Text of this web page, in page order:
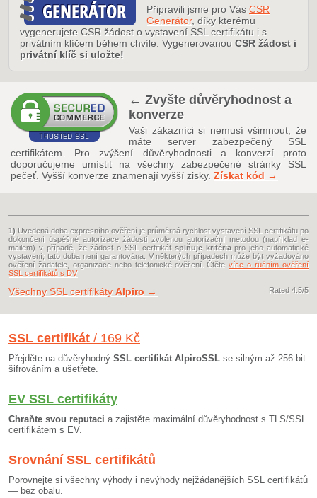
Připravili jsme pro Vás CSR
Generátor, díky kterému
vygenerujete CSR žádost o vystavení SSL certifikátu i s
privátním klíčem během chvíle. Vygenerovanou CSR žádost i
privátní klíč si uložte!
← Zvyšte důvěryhodnost a
konverze
Vaši zákazníci si nemusí všimnout, že
máte server zabezpečený SSL
certifikátem. Pro zvýšení důvěryhodnosti a konverzí proto
doporučujeme umístit na všechny zabezpečené stránky SSL
pečeť. Vyšší konverze znamenají vyšší zisky. Získat kód →
1) Uvedená doba expresního ověření je průměrná rychlost vystavení SSL certifikátu po
dokončení úspěšné autorizace žádosti zvolenou autorizační metodou (například e-
mailem) v případě, že žádost o SSL certifikát splňuje kritériapro jeho automatické
vystavení; tato doba není garantována. V některých případech může být vyžadováno
ověření žadatele, organizace nebo telefonické ověření. Čtětevíce o ručním ověření
SSL certifikátů s DV
Rated 4.5/5
Všechny SSL certifikátyAlpiro →
SSL certifikát / 169 Kč
Přejděte na důvěryhodný SSL certifikát AlpiroSSL se silným až 256-bit
šifrováním a ušetřete.
EV SSL certifikáty
Chraňte svou reputaci a zajistěte maximální důvěryhodnost s TLS/SSL
certifikátem s EV.
Srovnání SSL certifikátů
Porovnejte si všechny výhody i nevýhody nejžádanějších SSL certifikátů
— bez obalu.